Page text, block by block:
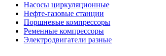
Насосы циркуляционные
Нефте-газовые станции
Поршневые компрессоры
Ременные компрессоры
Электродвигатели разные